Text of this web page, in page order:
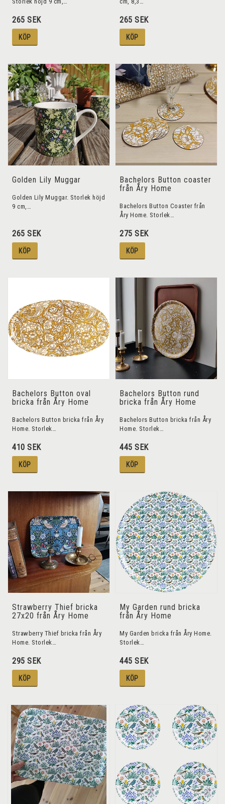
265 SEK
KÖP
265 SEK
KÖP
Golden Lily Muggar
Golden Lily Muggar. Storlek höjd
9 cm,…
265 SEK
KÖP
Bachelors Button coaster
från Åry Home
Bachelors Button Coaster från
Åry Home. Storlek…
275 SEK
KÖP
Bachelors Button oval
bricka från Åry Home
Bachelors Button bricka från Åry
Home. Storlek…
410 SEK
KÖP
Bachelors Button rund
bricka från Åry Home
Bachelors Button bricka från Åry
Home. Storlek…
445 SEK
KÖP
Strawberry Thief bricka
27x20 från Åry Home
Strawberry Thief bricka från Åry
Home. Storlek…
295 SEK
KÖP
My Garden rund bricka
från Åry Home
My Garden bricka från Åry Home.
Storlek…
445 SEK
KÖP